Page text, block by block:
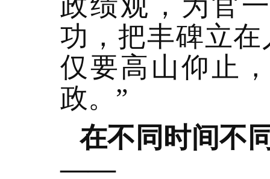
功，把丰碑立
仅要高山仰止
政。”
在不同时间不
——